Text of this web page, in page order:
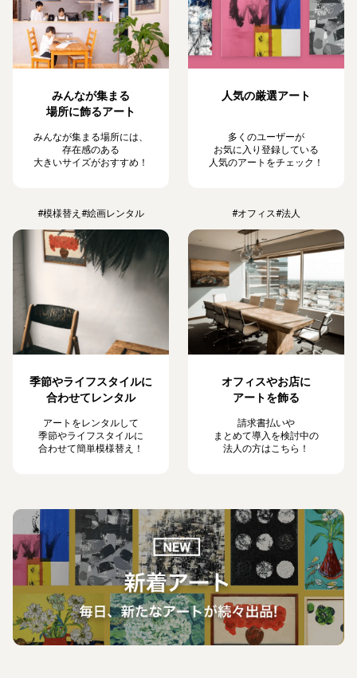
みんなが集まる
場所に飾るアート
みんなが集まる場所には、
存在感のある
大きいサイズがおすすめ！
人気の厳選アート
多くのユーザーが
お気に入り登録している
人気のアートをチェック！
#模様替え #絵画レンタル
季節やライフスタイルに
合わせてレンタル
アートをレンタルして
季節やライフスタイルに
合わせて簡単模様替え！
#オフィス#法人
オフィスやお店に
アートを飾る
請求書払いや
まとめて導入を検討中の
法人の方はこちら！